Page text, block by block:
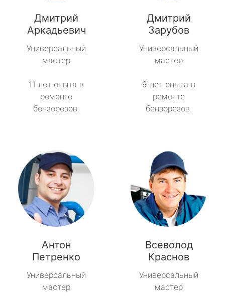
Дмитрий
Аркадьевич
Универсальный
мастер
11 лет опыта в
ремонте
бензорезов.
Дмитрий
Зарубов
Универсальный
мастер
9 лет опыта в
ремонте
бензорезов.
Антон
Петренко
Универсальный
мастер
Всеволод
Краснов
Универсальный
мастер